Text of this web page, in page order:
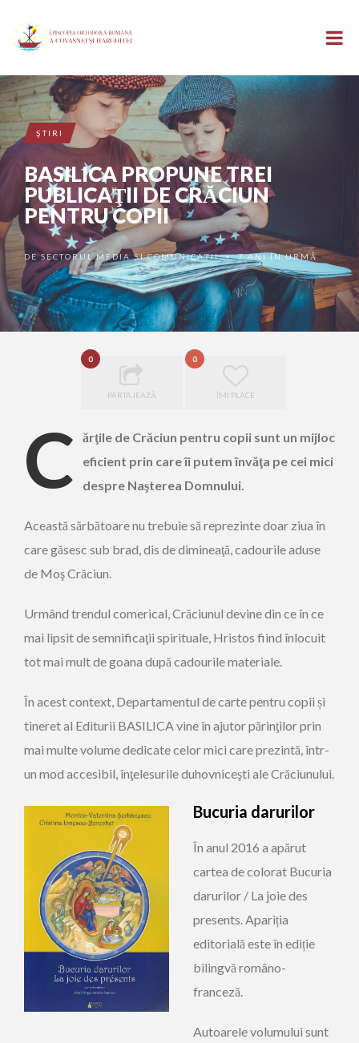
ŞTIRI
BASILICA PROPUNE TREI
PUBLICAŢII DE CRĂCIUN
PENTRU COPII
DESECTORUL MEDIA ȘI COMUNICAȚII •7 ANI ÎN URMĂ
0
PARTAJEAZĂ
0
ÎMI PLACE
C
ărţile de Crăciun pentru copii sunt un mijloc
eficient prin care îi putem învăţa pe cei mici
despre Naşterea Domnului.
Această sărbătoare nu trebuie să reprezinte doar ziua în
care găsesc sub brad, dis de dimineaţă, cadourile aduse
de Moş Crăciun.
Urmând trendul comerical, Crăciunul devine din ce în ce
mai lipsit de semnificaţii spirituale, Hristos fiind înlocuit
tot mai mult de goana după cadourile materiale.
În acest context, Departamentul de carte pentru copii și
tineret al Editurii BASILICA vine în ajutor părinţilor prin
mai multe volume dedicate celor mici care prezintă, într-
un mod accesibil, înţelesurile duhovniceşti ale Crăciunului.
Bucuria darurilor
În anul 2016 a apărut
cartea de colorat Bucuria
darurilor / La joie des
presents. Apariția
editorială este în ediție
bilingvă româno-
franceză.
Autoarele volumului sunt